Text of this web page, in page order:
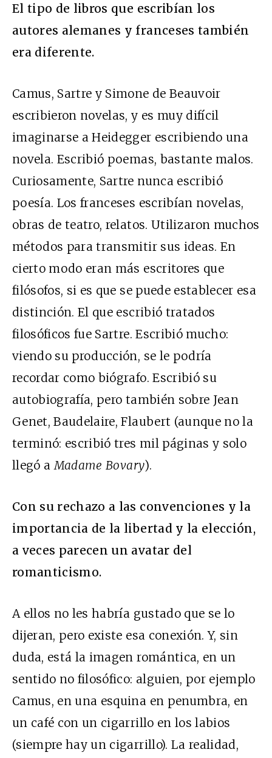
El tipo de libros que escribían los
autores alemanes y franceses también
era diferente.
Camus, Sartre y Simone de Beauvoir
escribieron novelas, y es muy difícil
imaginarse a Heidegger escribiendo una
novela. Escribió poemas, bastante malos.
Curiosamente, Sartre nunca escribió
poesía. Los franceses escribían novelas,
obras de teatro, relatos. Utilizaron muchos
métodos para transmitir sus ideas. En
cierto modo eran más escritores que
filósofos, si es que se puede establecer esa
distinción. El que escribió tratados
filosóficos fue Sartre. Escribió mucho:
viendo su producción, se le podría
recordar como biógrafo. Escribió su
autobiografía, pero también sobre Jean
Genet, Baudelaire, Flaubert (aunque no la
terminó: escribió tres mil páginas y solo
llegó aMadame Bovary).
Con su rechazo a las convenciones y la
importancia de la libertad y la elección,
a veces parecen un avatar del
romanticismo.
A ellos no les habría gustado que se lo
dijeran, pero existe esa conexión. Y, sin
duda, está la imagen romántica, en un
sentido no filosófico: alguien, por ejemplo
Camus, en una esquina en penumbra, en
un café con un cigarrillo en los labios
(siempre hay un cigarrillo). La realidad,